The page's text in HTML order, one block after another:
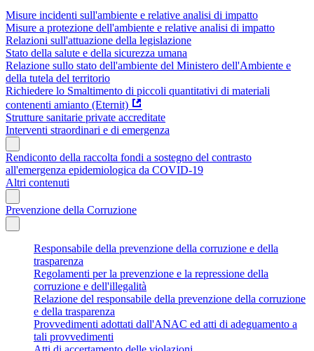
Misure incidenti sull'ambiente e relative analisi di impatto
Misure a protezione dell'ambiente e relative analisi di impatto
Relazioni sull'attuazione della legislazione
Stato della salute e della sicurezza umana
Relazione sullo stato dell'ambiente del Ministero dell'Ambiente e
della tutela del territorio
Richiedere lo Smaltimento di piccoli quantitativi di materiali
contenenti amianto (Eternit)
Strutture sanitarie private accreditate
Interventi straordinari e di emergenza
Rendiconto della raccolta fondi a sostegno del contrasto
all'emergenza epidemiologica da COVID-19
Altri contenuti
Prevenzione della Corruzione
Responsabile della prevenzione della corruzione e della
trasparenza
Regolamenti per la prevenzione e la repressione della
corruzione e dell'illegalità
Relazione del responsabile della prevenzione della corruzione
e della trasparenza
Provvedimenti adottati dall'ANAC ed atti di adeguamento a
tali provvedimenti